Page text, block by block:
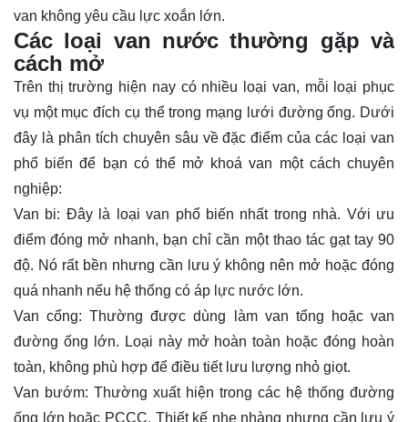
van không yêu cầu lực xoắn lớn.
Các loại van nước thường gặp và
cách mở
Trên thị trường hiện nay có nhiều loại van, mỗi loại phục
vụ một mục đích cụ thể trong mạng lưới đường ống. Dưới
đây là phân tích chuyên sâu về đặc điểm của các loại van
phổ biến để bạn có thể mở khoá van một cách chuyên
nghiệp:
Van bi: Đây là loại van phổ biến nhất trong nhà. Với ưu
điểm đóng mở nhanh, bạn chỉ cần một thao tác gạt tay 90
độ. Nó rất bền nhưng cần lưu ý không nên mở hoặc đóng
quá nhanh nếu hệ thống có áp lực nước lớn.
Van cổng: Thường được dùng làm van tổng hoặc van
đường ống lớn. Loại này mở hoàn toàn hoặc đóng hoàn
toàn, không phù hợp để điều tiết lưu lượng nhỏ giọt.
Van bướm: Thường xuất hiện trong các hệ thống đường
ống lớn hoặc PCCC. Thiết kế nhẹ nhàng nhưng cần lưu ý